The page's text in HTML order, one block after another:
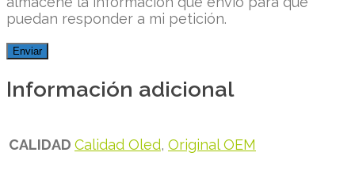
puedan responder a mi petición.
Información adicional
CALIDAD Calidad Oled, Original OEM